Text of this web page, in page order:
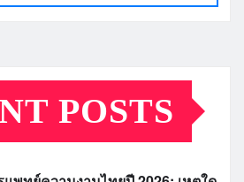
POSTS